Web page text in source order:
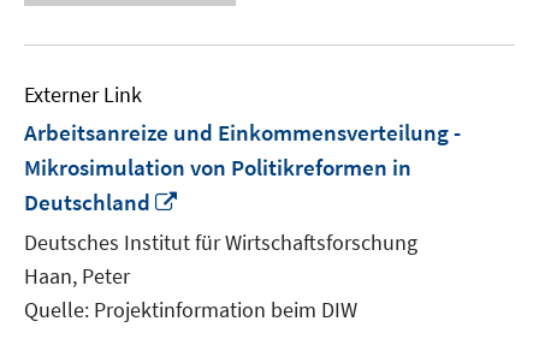
Externer Link
Arbeitsanreize und Einkommensverteilung -
Mikrosimulation von Politikreformen in
Deutschland
neuem
Fenster
Deutsches Institut für Wirtschaftsforschung
Haan, Peter
Quelle: Projektinformation beim DIW